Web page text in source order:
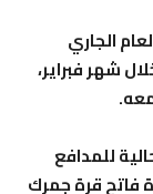
الجاري
شهر فبراير،
للمدافع
فاتح قرة جمرك